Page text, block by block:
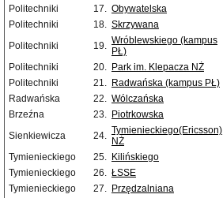
Politechniki
17. Obywatelska
Politechniki
18. Skrzywana
Politechniki
19. Wróblewskiego (kampus
PŁ)
Politechniki 20. Park im. Klepacza NŻ
Politechniki
21. Radwańska (kampus PŁ)
Radwańska
22. Wólczańska
Brzeźna
23. Piotrkowska
Sienkiewicza
24. Tymienieckiego(Ericsson)
NŻ
Tymienieckiego 25. Kilińskiego
Tymienieckiego
26. ŁSSE
Tymienieckiego
27. Przędzalniana